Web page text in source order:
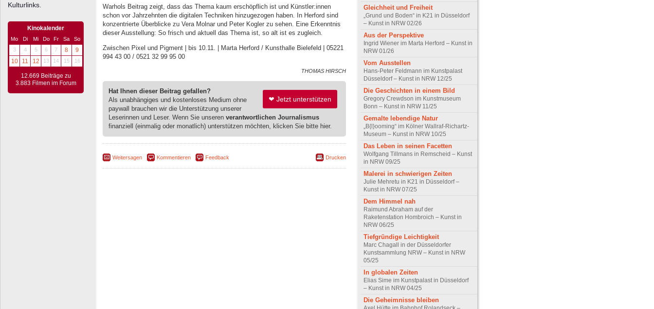
Kulturlinks.
Kinokalender
Mo Di Mi Do Fr Sa
So
3
4 5 6 7 8
9
10
11 12 13 14 15 16
12.669 Beiträge zu
3.883 Filmen im Forum
Warhols Beitrag zeigt, dass das Thema kaum erschöpflich ist und Künstler:innen
schon vor Jahrzehnten die digitalen Techniken hinzugezogen haben. In Herford sind
konzentrierte Überblicke zu Vera Molnar und Peter Kogler zu sehen. Eine Erkenntnis
dieser Ausstellung: So frisch und aktuell das Thema ist, so alt ist es zugleich.
Zwischen Pixel und Pigment | bis 10.11. | Marta Herford / Kunsthalle Bielefeld | 05221
994 43 00 / 0521 32 99 95 00
THOMAS HIRSCH
❤ Jetzt unterstützen
Hat Ihnen dieser Beitrag gefallen?
Als unabhängiges und kostenloses Medium ohne
paywall brauchen wir die Unterstützung unserer
Leserinnen und Leser. Wenn Sie unseren verantwortlichen Journalismus
finanziell (einmalig oder monatlich) unterstützen möchten, klicken Sie bitte hier.
Weitersagen Kommentieren Feedback Drucken
Gleichheit und Freiheit
„Grund und Boden“ in K21 in Düsseldorf
– Kunst in NRW 02/26
Aus der Perspektive
Ingrid Wiener im Marta Herford – Kunst in
NRW 01/26
Vom Ausstellen
Hans-Peter Feldmann im Kunstpalast
Düsseldorf – Kunst in NRW 12/25
Die Geschichten in einem Bild
Gregory Crewdson im Kunstmuseum
Bonn – Kunst in NRW 11/25
Gemalte lebendige Natur
„B{l}ooming“ im Kölner Wallraf-Richartz-
Museum – Kunst in NRW 10/25
Das Leben in seinen Facetten
Wolfgang Tillmans in Remscheid – Kunst
in NRW 09/25
Malerei in schwierigen Zeiten
Julie Mehretu in K21 in Düsseldorf –
Kunst in NRW 07/25
Dem Himmel nah
Raimund Abraham auf der
Raketenstation Hombroich – Kunst in
NRW 06/25
Tiefgründige Leichtigkeit
Marc Chagall in der Düsseldorfer
Kunstsammlung NRW – Kunst in NRW
05/25
In globalen Zeiten
Elias Sime im Kunstpalast in Düsseldorf
– Kunst in NRW 04/25
Die Geheimnisse bleiben